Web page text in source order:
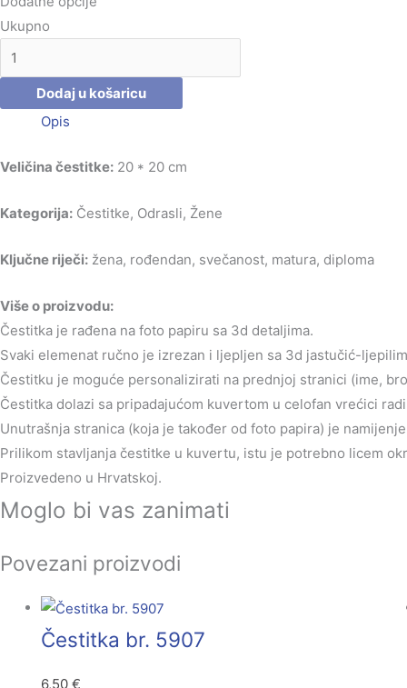
Ukupno
Dodaj u košaricu
Opis
Veličina čestitke: 20 * 20 cm
Kategorija: Čestitke, Odrasli, Žene
Ključne riječi: žena, rođendan, svečanost, matura, diploma
Više o proizvodu:
Čestitka je rađena na foto papiru sa 3d detaljima.
Svaki elemenat ručno je izrezan i ljepljen sa 3d jastučić-
Čestitku je moguće personalizirati na prednjoj stranici (ime,
Čestitka dolazi sa pripadajućom kuvertom u celofan vrećici
Unutrašnja stranica (koja je također od foto papira) je
Prilikom stavljanja čestitke u kuvertu, istu je potrebno licem
Proizvedeno u Hrvatskoj.
Moglo bi vas zanimati
Povezani proizvodi
Čestitka br. 5907
6,50 €